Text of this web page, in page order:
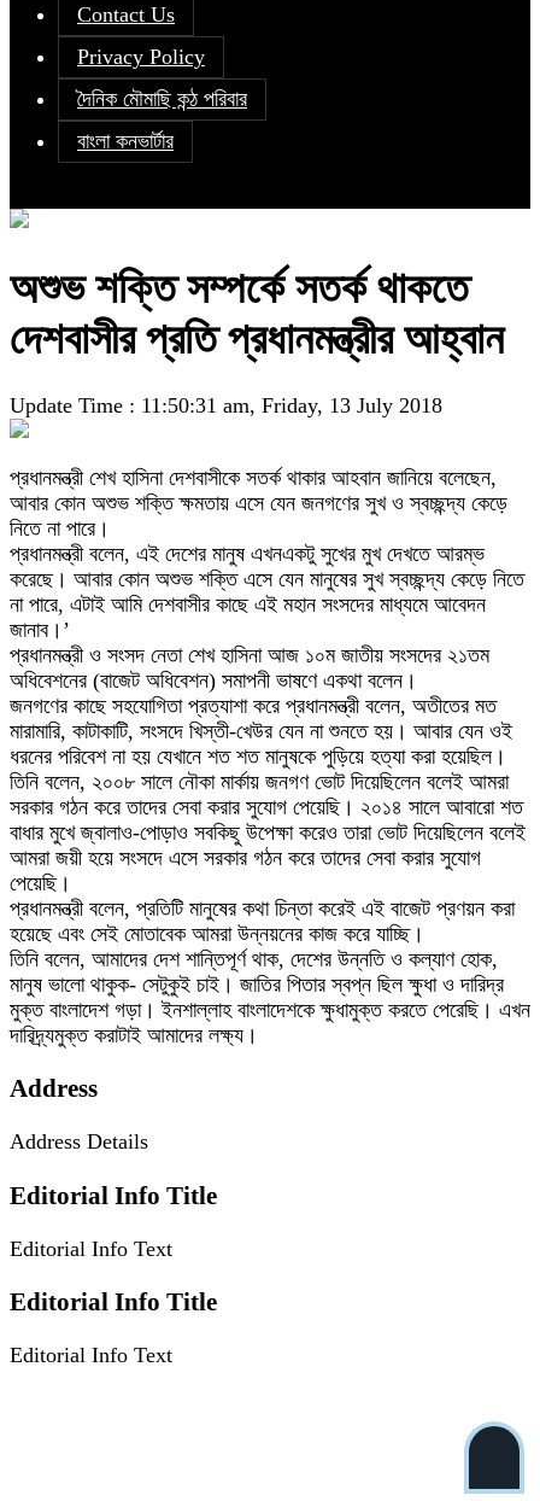
Contact Us
Privacy Policy
দৈনিক মৌমাছি কন্ঠ পরিবার
বাংলা কনভার্টার
অশুভ শক্তি সম্পর্কে সতর্ক থাকতে
দেশবাসীর প্রতি প্রধানমন্ত্রীর আহ্বান
Update Time : 11:50:31 am, Friday, 13 July 2018
প্রধানমন্ত্রী শেখ হাসিনা দেশবাসীকে সতর্ক থাকার আহবান জানিয়ে বলেছেন,
আবার কোন অশুভ শক্তি ক্ষমতায় এসে যেন জনগণের সুখ ও স্বচ্ছন্দ্য কেড়ে
নিতে না পারে।
প্রধানমন্ত্রী বলেন, এই দেশের মানুষ এখনএকটু সুখের মুখ দেখতে আরম্ভ
করেছে। আবার কোন অশুভ শক্তি এসে যেন মানুষের সুখ স্বচ্ছন্দ্য কেড়ে নিতে
না পারে, এটাই আমি দেশবাসীর কাছে এই মহান সংসদের মাধ্যমে আবেদন
জানাব।’
প্রধানমন্ত্রী ও সংসদ নেতা শেখ হাসিনা আজ ১০ম জাতীয় সংসদের ২১তম
অধিবেশনের (বাজেট অধিবেশন) সমাপনী ভাষণে একথা বলেন।
জনগণের কাছে সহযোগিতা প্রত্যাশা করে প্রধানমন্ত্রী বলেন, অতীতের মত
মারামারি, কাটাকাটি, সংসদে খিস্তী-খেউর যেন না শুনতে হয়। আবার যেন ওই
ধরনের পরিবেশ না হয় যেখানে শত শত মানুষকে পুড়িয়ে হত্যা করা হয়েছিল।
তিনি বলেন, ২০০৮ সালে নৌকা মার্কায় জনগণ ভোট দিয়েছিলেন বলেই আমরা
সরকার গঠন করে তাদের সেবা করার সুযোগ পেয়েছি। ২০১৪ সালে আবারো শত
বাধার মুখে জ্বালাও-পোড়াও সবকিছু উপেক্ষা করেও তারা ভোট দিয়েছিলেন বলেই
আমরা জয়ী হয়ে সংসদে এসে সরকার গঠন করে তাদের সেবা করার সুযোগ
পেয়েছি।
প্রধানমন্ত্রী বলেন, প্রতিটি মানুষের কথা চিন্তা করেই এই বাজেট প্রণয়ন করা
হয়েছে এবং সেই মোতাবেক আমরা উন্নয়নের কাজ করে যাচ্ছি।
তিনি বলেন, আমাদের দেশ শান্তিপূর্ণ থাক, দেশের উন্নতি ও কল্যাণ হোক,
মানুষ ভালো থাকুক- সেটুকুই চাই। জাতির পিতার স্বপ্ন ছিল ক্ষুধা ও দারিদ্র
মুক্ত বাংলাদেশ গড়া। ইনশাল্লাহ বাংলাদেশকে ক্ষুধামুক্ত করতে পেরেছি। এখন
দারিদ্র্যমুক্ত করাটাই আমাদের লক্ষ্য।
Address
Address Details
Editorial Info Title
Editorial Info Text
Editorial Info Title
Editorial Info Text